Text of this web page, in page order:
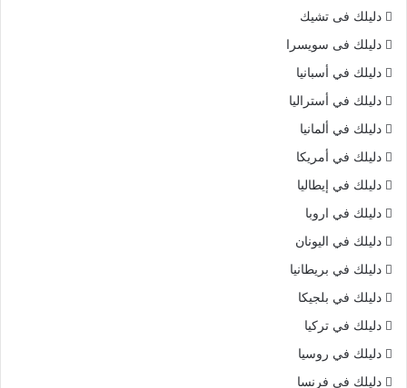
دليلك فى تشيك
دليلك فى سويسرا
دليلك في أسبانيا
دليلك في أستراليا
دليلك في ألمانيا
دليلك في أمريكا
دليلك في إيطاليا
دليلك في اروبا
دليلك في اليونان
دليلك في بريطانيا
دليلك في بلجيكا
دليلك في تركيا
دليلك في روسيا
دليلك في فرنسا